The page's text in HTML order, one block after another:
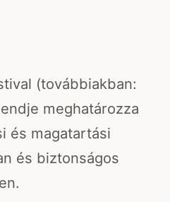
(továbbiakban:
meghatározza
és magatartási
és biztonságos